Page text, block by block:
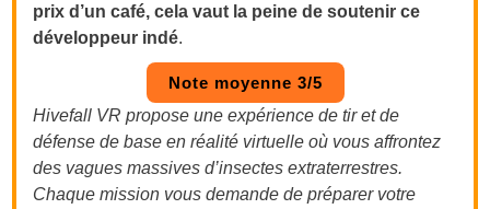
prix d’un café, cela vaut la peine de soutenir ce
développeur indé.
Note moyenne 3/5
Hivefall VR propose une expérience de tir et de
défense de base en réalité virtuelle où vous affrontez
des vagues massives d’insectes extraterrestres.
Chaque mission vous demande de préparer votre